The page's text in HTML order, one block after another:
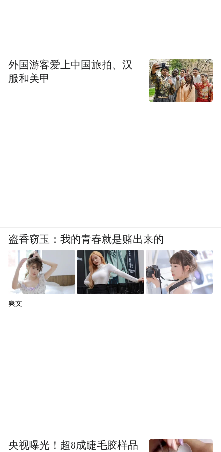
外国游客爱上中国旅拍、汉
服和美甲
盗香窃玉：我的青春就是赌出来的
爽文
央视曝光！超8成睫毛胶样品